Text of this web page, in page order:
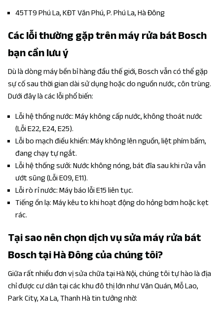
45TT9 Phú La, KĐT Văn Phú, P. Phú La, Hà Đông
Các lỗi thường gặp trên máy rửa bát Bosch
bạn cần lưu ý
Dù là dòng máy bền bỉ hàng đầu thế giới, Bosch vẫn có thể gặp
sự cố sau thời gian dài sử dụng hoặc do nguồn nước, côn trùng.
Dưới đây là các lỗi phổ biến:
Lỗi hệ thống nước: Máy không cấp nước, không thoát nước
(Lỗi E22, E24, E25).
Lỗi bo mạch điều khiển: Máy không lên nguồn, liệt phím bấm,
đang chạy tự ngắt.
Lỗi hệ thống sưởi: Nước không nóng, bát đĩa sau khi rửa vẫn
ướt sũng (Lỗi E09, E11).
Lỗi rò rỉ nước: Máy báo lỗi E15 liên tục.
Tiếng ồn lạ: Máy kêu to khi hoạt động do hỏng bơm hoặc kẹt
rác.
Tại sao nên chọn dịch vụ sửa máy rửa bát
Bosch tại Hà Đông của chúng tôi?
Giữa rất nhiều đơn vị sửa chữa tại Hà Nội, chúng tôi tự hào là địa
chỉ được cư dân tại các khu đô thị lớn như Văn Quán, Mỗ Lao,
Park City, Xa La, Thanh Hà tin tưởng nhờ: